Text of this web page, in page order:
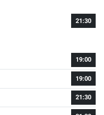
21:30
19:00
19:00
21:30